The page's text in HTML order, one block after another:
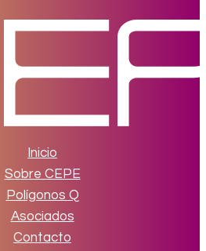
Inicio
Sobre CEPE
Polígonos Q
Asociados
Contacto